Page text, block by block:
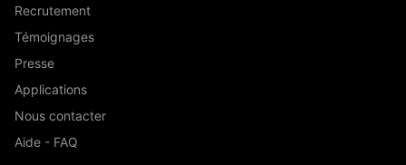
Recrutement
Témoignages
Presse
Applications
Nous contacter
Aide - FAQ